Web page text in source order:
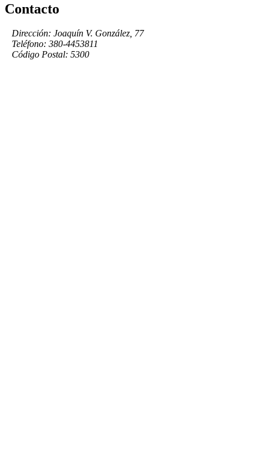
Contacto
Dirección: Joaquín V. González, 77
Teléfono: 380-4453811
Código Postal: 5300